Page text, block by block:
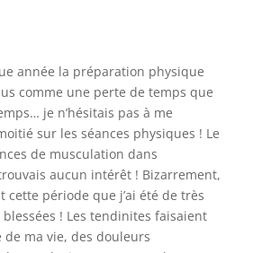
année la préparation physique
comme une perte de temps que
je n’hésitais pas à me
sur les séances physiques ! Le
de musculation dans
aucun intérêt ! Bizarrement,
cette période que j’ai été de très
! Les tendinites faisaient
ma vie, des douleurs